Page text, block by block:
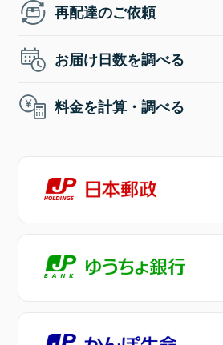
再配達のご依頼
お届け日数を調べる
料金を計算・調べる